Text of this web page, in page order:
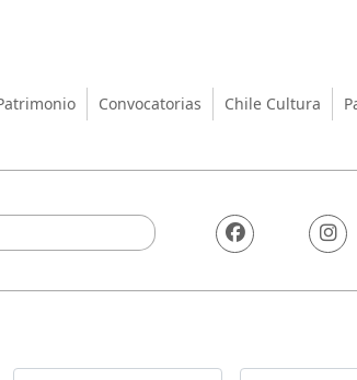
Artes y el
Convocatorias Chile Cultura